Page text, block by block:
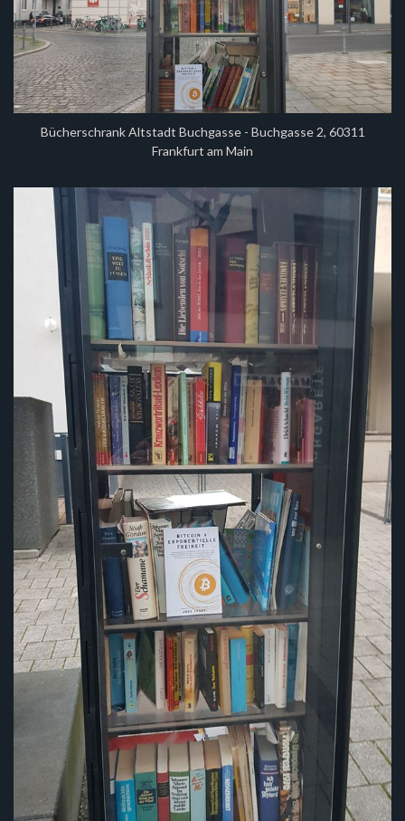
Bücherschrank Altstadt Buchgasse - Buchgasse 2, 60311
Frankfurt am Main